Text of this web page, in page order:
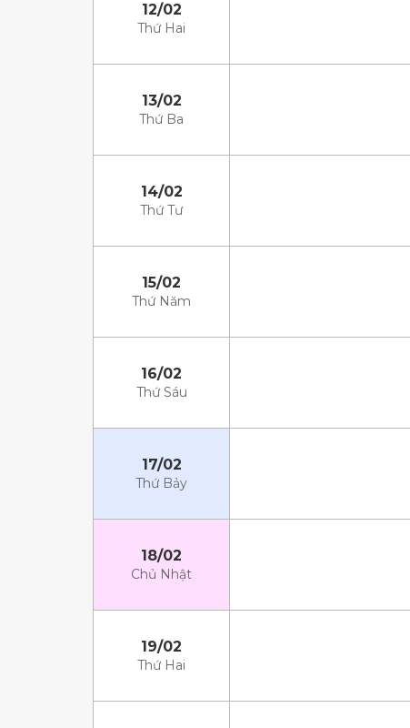
12/02
Thứ Hai
13/02
Thứ Ba
14/02
Thứ Tư
15/02
Thứ Năm
16/02
Thứ Sáu
17/02
Thứ Bảy
18/02
Chủ Nhật
19/02
Thứ Hai